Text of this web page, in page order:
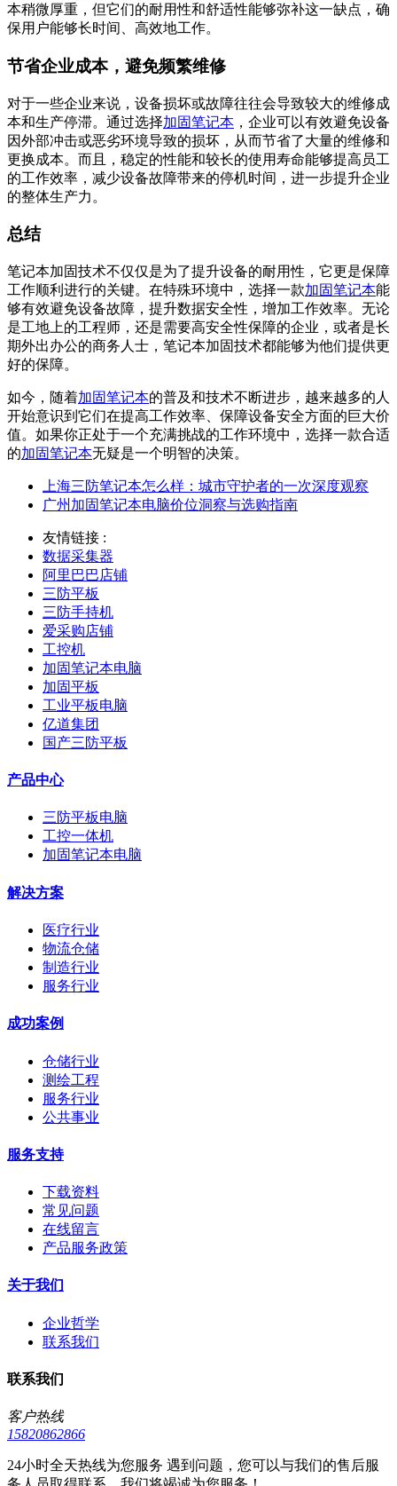
本稍微厚重，但它们的耐用性和舒适性能够弥补这一缺点，确
保用户能够长时间、高效地工作。
节省企业成本，避免频繁维修
对于一些企业来说，设备损坏或故障往往会导致较大的维修成
本和生产停滞。通过选择加固笔记本 ，企业可以有效避免设备
因外部冲击或恶劣环境导致的损坏，从而节省了大量的维修和
更换成本。而且，稳定的性能和较长的使用寿命能够提高员工
的工作效率，减少设备故障带来的停机时间，进一步提升企业
的整体生产力。
总结
笔记本加固技术不仅仅是为了提升设备的耐用性，它更是保障
工作顺利进行的关键。在特殊环境中，选择一款加固笔记本能
够有效避免设备故障，提升数据安全性，增加工作效率。无论
是工地上的工程师，还是需要高安全性保障的企业，或者是长
期外出办公的商务人士，笔记本加固技术都能够为他们提供更
好的保障。
如今，随着加固笔记本的普及和技术不断进步，越来越多的人
开始意识到它们在提高工作效率、保障设备安全方面的巨大价
值。如果你正处于一个充满挑战的工作环境中，选择一款合适
的加固笔记本无疑是一个明智的决策。
上海三防笔记本怎么样：城市守护者的一次深度观察
广州加固笔记本电脑价位洞察与选购指南
友情链接 :
数据采集器
阿里巴巴店铺
三防平板
三防手持机
爱采购店铺
工控机
加固笔记本电脑
加固平板
工业平板电脑
亿道集团
国产三防平板
产品中心
三防平板电脑
工控一体机
加固笔记本电脑
解决方案
医疗行业
物流仓储
制造行业
服务行业
成功案例
仓储行业
测绘工程
服务行业
公共事业
服务支持
下载资料
常见问题
在线留言
产品服务政策
关于我们
企业哲学
联系我们
联系我们
客户热线
15820862866
24小时全天热线为您服务 遇到问题，您可以与我们的售后服